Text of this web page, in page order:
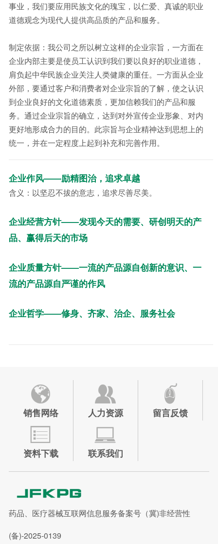
事业，我们要应用民族文化的瑰宝，以仁爱、真诚的职业
道德观念为现代人提供高品质的产品和服务。
制定依据：我公司之所以树立这样的企业宗旨，一方面在
企业内部主要是使员工认识到我们要以良好的职业道德，
肩负起中华民族企业关注人类健康的重任。一方面从企业
外部，要通过客户和消费者对企业宗旨的了解，使之认识
到企业良好的文化道德素质，更加信赖我们的产品和服
务。通过企业宗旨的确立，达到对外宣传企业形象、对内
更好地形成合力的目的。此宗旨与企业精神达到思想上的
统一，并在一定程度上起到补充和完善作用。
企业作风——励精图治，追求卓越
含义：以坚忍不拔的意志，追求尽善尽美。
企业经营方针——发现今天的需要、研创明天的产
品、赢得后天的市场
企业质量方针——一流的产品源自创新的意识、一
流的产品源自严谨的作风
企业哲学——修身、齐家、治企、服务社会
销售网络 人力资源 留言反馈
资料下载 联系我们
药品、医疗器械互联网信息服务备案号（冀)非经营性
(备)-2025-0139